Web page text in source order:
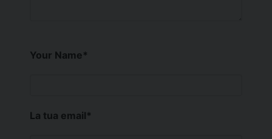
Your Name*
La tua email*